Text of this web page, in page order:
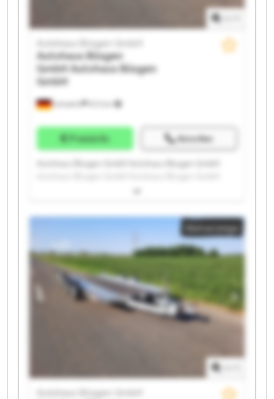
Schwelm
Autohaus Büsgen GmbH
Autohaus Büsgen
GmbHAutohaus Büsgen
GmbH
Preisinfo Anrufen
Autohaus Büsgen GmbH Autohaus Büsgen GmbH
Autohaus Büsgen GmbH Autohaus Büsgen GmbH
Autohaus Büsgen GmbH Autohaus Büsgen GmbH
Autohaus Büsgen GmbH Autohaus Büsgen GmbH
Autohaus Büsgen GmbH Autohaus Büsgen GmbH
Autohaus Büsgen GmbH Autohaus Büsgen GmbH
Autohaus Büsgen GmbH Autohaus Büsgen GmbH
Autohaus Büsgen GmbH Autohaus Büsgen GmbH
Kleinanzeige
Autohaus Büsgen GmbH